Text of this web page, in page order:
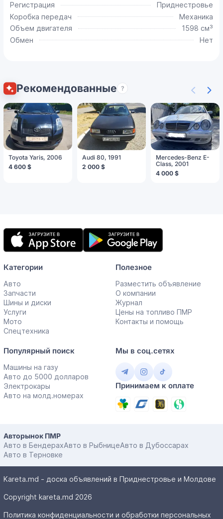
Регистрация
Приднестровье
Коробка передач
Механика
Объем двигателя
1598 см³
Обмен
Нет
Рекомендованные ?
Toyota Yaris, 2006
4 600 $
Audi 80, 1991
2 000 $
Mercedes-Benz E-
Class, 2001
4 000 $
Мобильное
приложение
Категории
Авто
Запчасти
Шины и диски
Услуги
Мото
Спецтехника
Полезное
Разместить объявление
О компании
Журнал
Цены на топливо ПМР
Контакты и помощь
Популярный поиск
Машины на газу
Авто до 5000 долларов
Электрокары
Авто на молд.номерах
Мы в соц.сетях
Принимаем к оплате
Авторынок ПМР
Авто в БендерахАвто в РыбницеАвто в Дубоссарах
Авто в Терновке
Kareta.md - доска объявлений в Приднестровье и Молдове
Copyright kareta.md 2026
Политика конфиденциальности и обработки персональных